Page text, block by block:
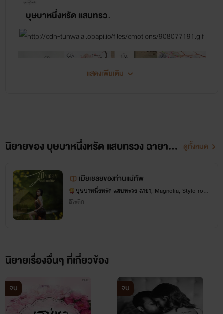
บุษบาหนึ่งหรัด แสบทรวง ฉายา, Magnolia, Stylo romantique
แสดงเพิ่มเติม
นิยายของ บุษบาหนึ่งหรัด แสบทรวง ฉายา, Magnolia, Stylo romantique ดูทั้งหมด
เมียเชลยของท่านแม่ทัพ
บุษบาหนึ่งหรัด แสบทรวง ฉายา, Magnolia, Stylo rom
antique
อีโรติก
นิยายเรื่องอื่นๆ ที่เกี่ยวข้อง
จบ จบ